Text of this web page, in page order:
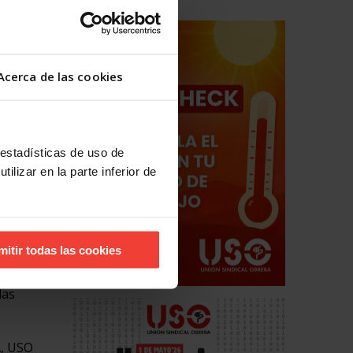
de las cookies
de uso de
en la parte inferior de
todas las cookies
y
la
los
la
los
la
USO